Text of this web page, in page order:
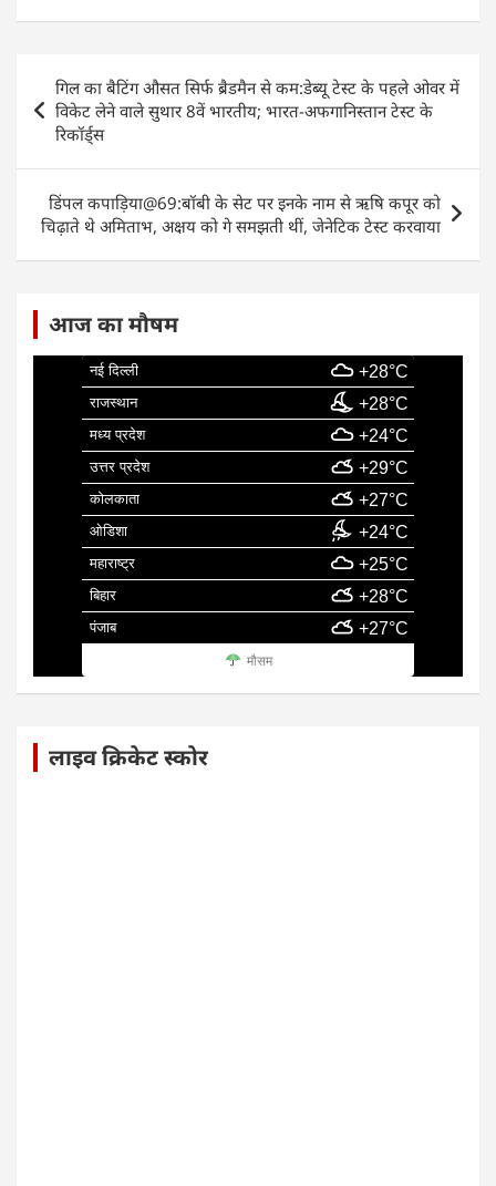
c
e
b
o
o
k
at
s
A
p
k
e
dI
ai
l
ar
e
Post
navigation
गिल का बैटिंग औसत सिर्फ ब्रैडमैन से कम:डेब्यू टेस्ट के पहले ओवर में
विकेट लेने वाले सुथार 8वें भारतीय; भारत-अफगानिस्तान टेस्ट के
रिकॉर्ड्स
डिंपल कपाड़िया@69:बॉबी के सेट पर इनके नाम से ऋषि कपूर को
चिढ़ाते थे अमिताभ, अक्षय को गे समझती थीं, जेनेटिक टेस्ट करवाया
आज का मौषम
नई दिल्ली +28°C
राजस्थान +28°C
मध्य प्रदेश +24°C
उत्तर प्रदेश +29°C
कोलकाता +27°C
ओडिशा +24°C
महाराष्ट्र +25°C
बिहार +28°C
पंजाब +27°C
मौसम
लाइव क्रिकेट स्कोर